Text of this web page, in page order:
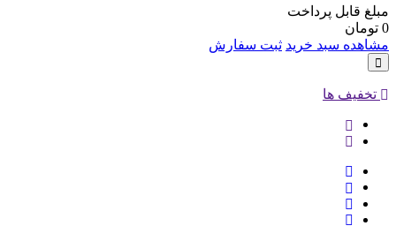
مبلغ قابل پرداخت
0 تومان
مشاهده سبد خرید ثبت سفارش
تخفیف ها